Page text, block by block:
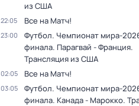
из США
22:05 Все на Матч!
23:00
Футбол. Чемпионат мира-
финала. Парагвай - Франция.
Трансляция из США
02:05 Все на Матч!
03:05
Футбол. Чемпионат мира-
финала. Канада - Марокко.